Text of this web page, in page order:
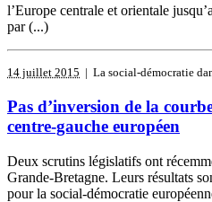
l’Europe centrale et orientale
par (...)
14 juillet 2015 | La social-démocratie
Pas d’inversion de la
centre-gauche européen
Deux scrutins législatifs ont
Grande-Bretagne. Leurs résultats
pour la social-démocratie